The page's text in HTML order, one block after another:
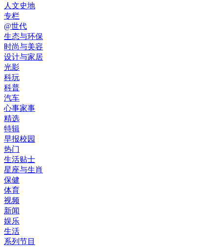
人文史地
专栏
@世代
生态与环保
时尚与美容
设计与家居
光影
科玩
科普
汽车
心事家事
精选
特辑
早报校园
热门
生活贴士
星座与生肖
保健
体育
视频
新闻
娱乐
生活
系列节目